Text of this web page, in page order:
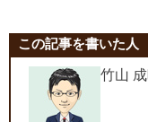
この記事を書いた人
竹山